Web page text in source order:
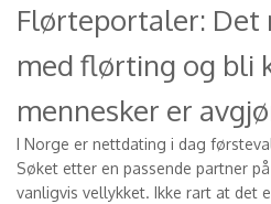
Flørteportaler: Det
med flørting og bli
mennesker er
I Norge er nettdating i dag
Søket etter en passende partner
vanligvis vellykket. Ikke rart at det